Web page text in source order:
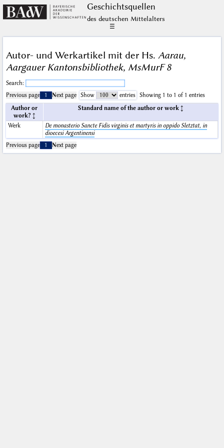
Geschichts­quellen
des deutschen Mittelalters
☰
Autor- und Werkartikel mit der Hs. Aarau,
Aargauer Kantonsbibliothek, MsMurF 8
Search:
Previous page
1 Next page Show entries
Showing 1 to 1 of 1 entries
Author or
work?
Standard name of the author or work
Werk
De monasterio Sancte Fidis virginis et martyris in oppido Sletztat, in
dioecesi Argentinensi
Previous page
1 Next page